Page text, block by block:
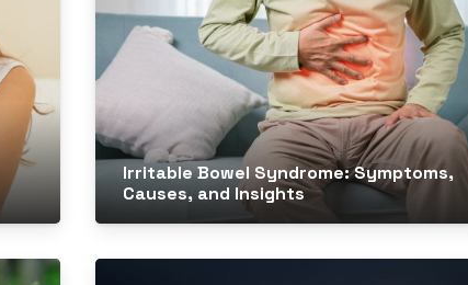
Irritable Bowel Syndrome: Symptoms,
Causes, and Insights